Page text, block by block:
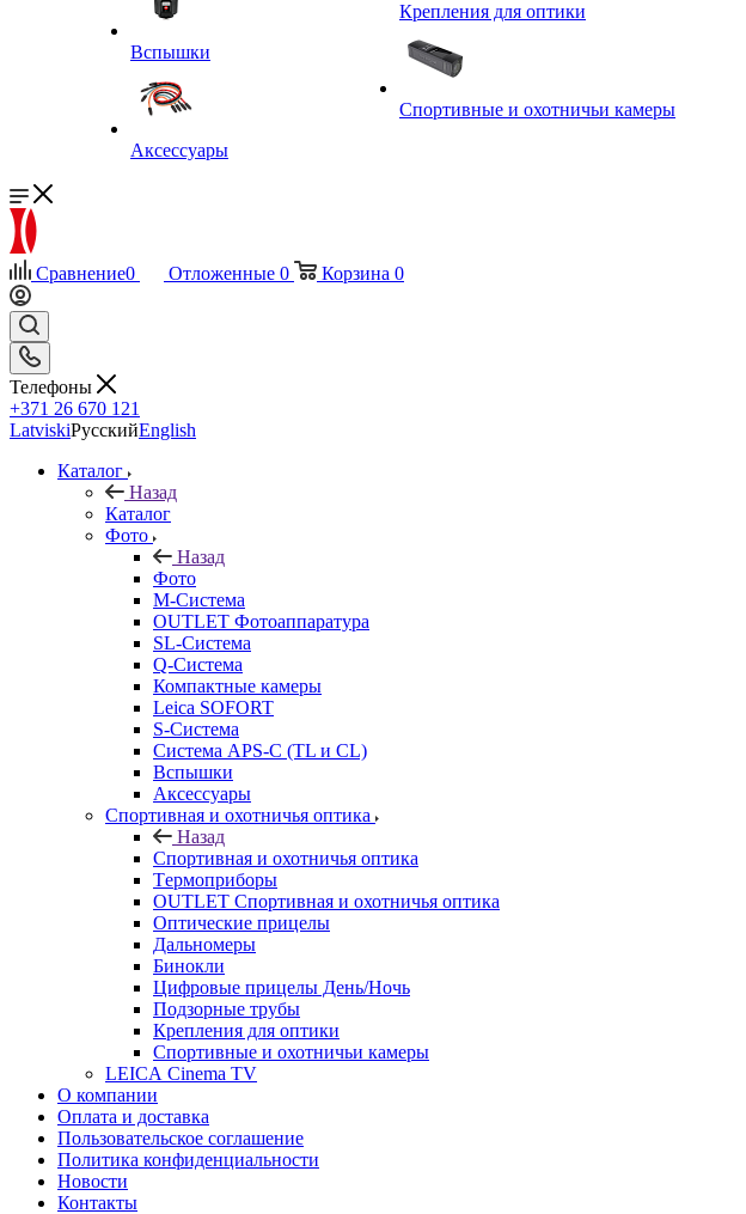
Вспышки
Аксессуары
Крепления для оптики
Спортивные и охотничьи камеры
Сравнение0 Отложенные 0 Корзина 0
Телефоны
+371 26 670 121
LatviskiРусскийEnglish
Каталог
Назад
Каталог
Фото
Назад
Фото
M-Система
OUTLET Фотоаппаратура
SL-Система
Q-Cистема
Компактные камеры
Leica SOFORT
S-Система
Система APS-C (TL и CL)
Вспышки
Аксессуары
Спортивная и охотничья оптика
Назад
Спортивная и охотничья оптика
Tермоприборы
OUTLET Спортивная и охотничья оптика
Оптические прицелы
Дальномеры
Бинокли
Цифровые прицелы День/Ночь
Подзорные трубы
Крепления для оптики
Спортивные и охотничьи камеры
LEICA Cinema TV
О компании
Оплата и доставка
Пользовательское соглашение
Политика конфиденциальности
Новости
Контакты